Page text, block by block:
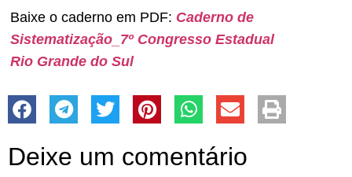
Baixe o caderno em PDF: Caderno de
Sistematização_7º Congresso Estadual
Rio Grande do Sul
Deixe um comentário